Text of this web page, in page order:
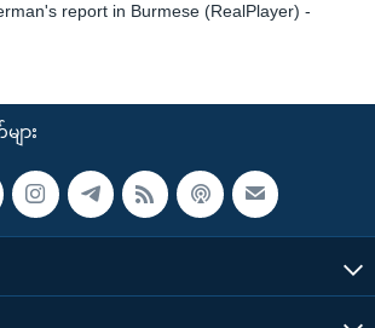
report in Burmese (RealPlayer) -
ား